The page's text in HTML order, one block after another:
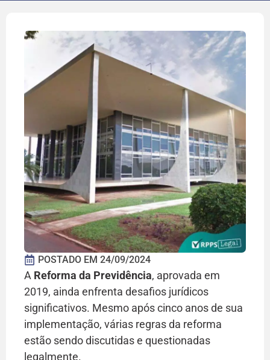
POSTADO EM 24/09/2024
A Reforma da Previdência, aprovada em
2019, ainda enfrenta desafios jurídicos
significativos. Mesmo após cinco anos de sua
implementação, várias regras da reforma
estão sendo discutidas e questionadas
legalmente.